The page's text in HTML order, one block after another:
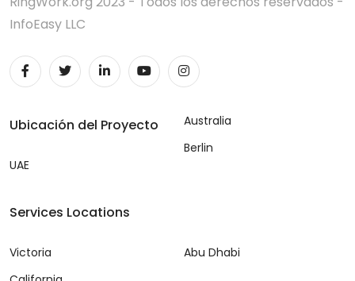
InfoEasy LLC
Ubicación del Proyecto
UAE
Australia
Berlin
Services Locations
Victoria
Abu Dhabi